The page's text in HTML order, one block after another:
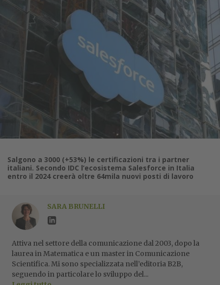
Salgono a 3000 (+53%) le certificazioni tra i partner
italiani. Secondo IDC l’ecosistema Salesforce in Italia
entro il 2024 creerà oltre 64mila nuovi posti di lavoro
SARA BRUNELLI
Attiva nel settore della comunicazione dal 2003, dopo la
laurea in Matematica e un master in Comunicazione
Scientifica. Mi sono specializzata nell’editoria B2B,
seguendo in particolare lo sviluppo del...